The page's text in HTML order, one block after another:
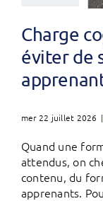
Charge
éviter de
mer 22 juillet 2026 |
Quand une
attendus, on
contenu, du
apprenants.